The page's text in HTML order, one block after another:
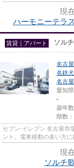
現
ハーモニーテラ
賃貸｜アパート ソル
名古
名鉄
名古
愛知県
-
築年
階数
セブン‐イレブン 名古屋市
ント。電車移動の多い方
現
ソルチ